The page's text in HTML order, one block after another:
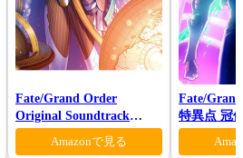
Fate/Grand Order
Original Soundtrack
VI(初回仕様限定盤)
Amazonで見る
Fate/
特異点 冠
モン-(完全